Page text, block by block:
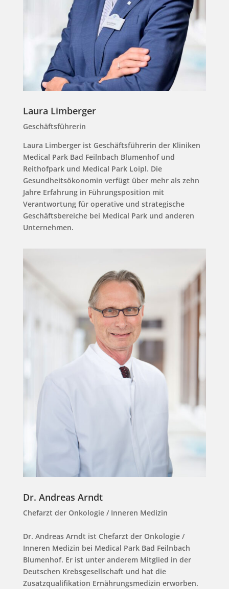
Laura Limberger
Geschäftsführerin
Laura Limberger ist Geschäftsführerin der Kliniken
Medical Park Bad Feilnbach Blumenhof und
Reithofpark und Medical Park Loipl. Die
Gesundheitsökonomin verfügt über mehr als zehn
Jahre Erfahrung in Führungsposition mit
Verantwortung für operative und strategische
Geschäftsbereiche bei Medical Park und anderen
Unternehmen.
Dr. Andreas Arndt
Chefarzt der Onkologie / Inneren Medizin
Dr. Andreas Arndt ist Chefarzt der Onkologie /
Inneren Medizin bei Medical Park Bad Feilnbach
Blumenhof. Er ist unter anderem Mitglied in der
Deutschen Krebsgesellschaft und hat die
Zusatzqualifikation Ernährungsmedizin erworben.